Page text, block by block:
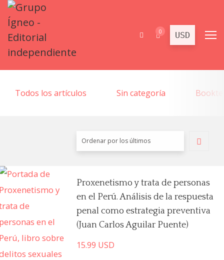
0
Todos los artículos Sin categoría
Proxenetismo y trata de personas
en el Perú. Análisis de la respuesta
penal como estrategia preventiva
(Juan Carlos Aguilar Puente)
15.99 USD